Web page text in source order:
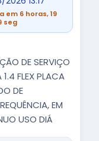
em 6 horas, 19
seg
DE SERVIÇO
FLEX PLACA
DE
EM
USO DIÁ